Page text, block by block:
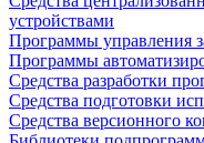
устройствами
Программы управления
Программы
Средства разработки
Средства подготовки
Средства версионного